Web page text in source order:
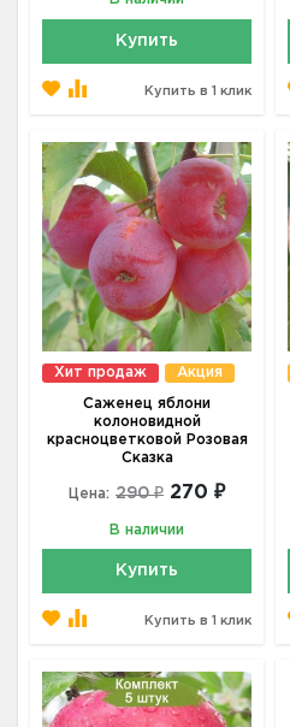
Купить
Купить в 1 клик
Хит продаж Акция
Саженец яблони
колоновидной
красноцветковой Розовая
Сказка
Цена: 290 ₽ 270 ₽
В наличии
Купить
Купить в 1 клик